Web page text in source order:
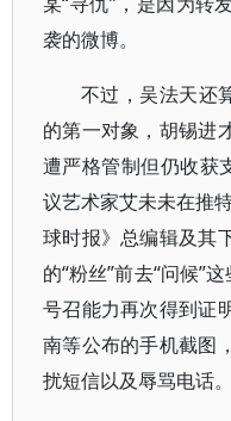
袭的微博。
不过，吴法天还
的第一对象，胡锡进
遭严格管制但仍收获
议艺术家艾未未在推
球时报》总编辑及其
的“粉丝”前去“问候”
号召能力再次得到证
南等公布的手机截图
扰短信以及辱骂电话。